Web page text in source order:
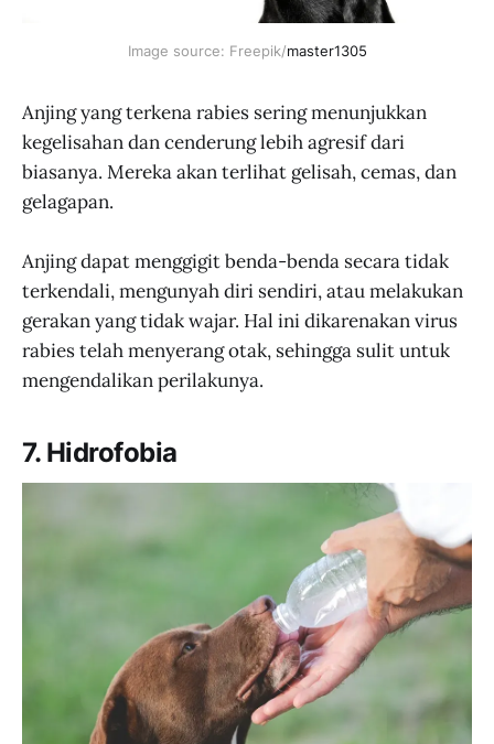
Image source: Freepik/master1305
Anjing yang terkena rabies sering menunjukkan
kegelisahan dan cenderung lebih agresif dari
biasanya. Mereka akan terlihat gelisah, cemas, dan
gelagapan.
Anjing dapat menggigit benda-benda secara tidak
terkendali, mengunyah diri sendiri, atau melakukan
gerakan yang tidak wajar. Hal ini dikarenakan virus
rabies telah menyerang otak, sehingga sulit untuk
mengendalikan perilakunya.
7. Hidrofobia